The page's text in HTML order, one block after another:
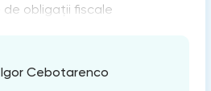
obligații fiscale
Igor Cebotarenco